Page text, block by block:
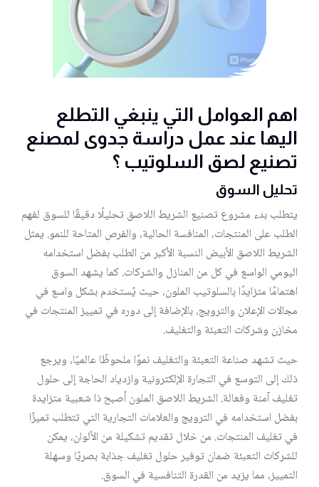
اهم العوامل التي ينبغي التطلع
اليها عند عمل دراسة جدوى لمصنع
تصنيع لصق السلوتيب ؟
تحليل السوق
يتطلب بدء مشروع تصنيع الشريط اللاصق تحليلًا دقيقًا للسوق لفهم
الطلب على المنتجات، المنافسة الحالية، والفرص المتاحة للنمو. يمثل
الشريط اللاصق الأبيض النسبة الأكبر من الطلب بفضل استخدامه
اليومي الواسع في كل من المنازل والشركات. كما يشهد السوق
اهتمامًا متزايدًا بالسلوتيب الملون، حيث يُستخدم بشكل واسع في
مجالات الإعلان والترويج، بالإضافة إلى دوره في تمييز المنتجات في
مخازن وشركات التعبئة والتغليف.
حيث تشهد صناعة التعبئة والتغليف نموًا ملحوظًا عالميًا، ويرجع
ذلك إلى التوسع في التجارة الإلكترونية وازدياد الحاجة إلى حلول
تغليف آمنة وفعالة. الشريط اللاصق الملون أصبح ذا شعبية متزايدة
بفضل استخدامه في الترويج والعلامات التجارية التي تتطلب تميزًا
في تغليف المنتجات. من خلال تقديم تشكيلة من الألوان، يمكن
للشركات التعبئة ضمان توفير حلول تغليف جذابة بصريًا وسهلة
التمييز، مما يزيد من القدرة التنافسية في السوق.